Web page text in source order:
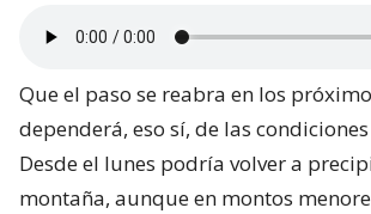
Que el paso se reabra en los
dependerá, eso sí, de las
Desde el lunes podría volver a
montaña, aunque en montos